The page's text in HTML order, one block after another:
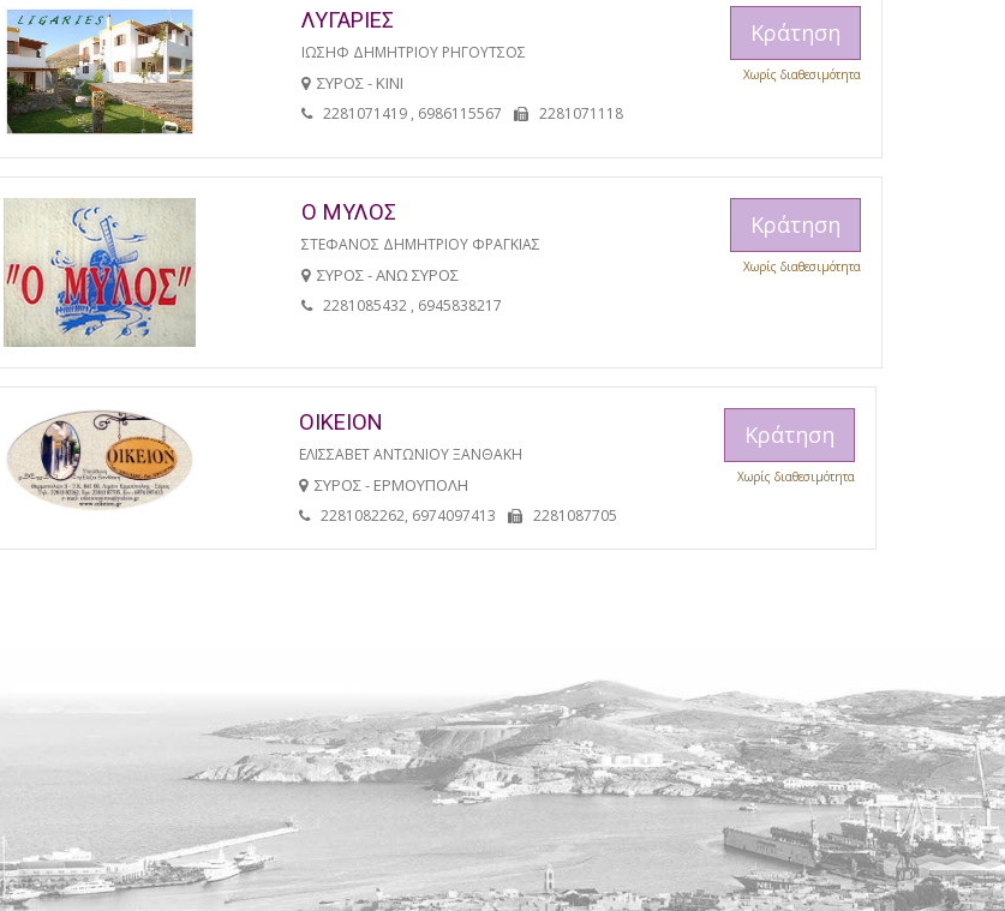
ΛΥΓΑΡΙΕΣ
ΙΩΣΗΦ ΔΗΜΗΤΡΙΟΥ ΡΗΓΟΥΤΣΟΣ
ΣΥΡΟΣ - ΚΙΝΙ
2281071419 , 6986115567 2281071118
Κράτηση
Χωρίς διαθεσιμότητα
Ο ΜΥΛΟΣ
ΣΤΕΦΑΝΟΣ ΔΗΜΗΤΡΙΟΥ ΦΡΑΓΚΙΑΣ
ΣΥΡΟΣ - ΑΝΩ ΣΥΡΟΣ
2281085432 , 6945838217
Κράτηση
Χωρίς διαθεσιμότητα
ΟΙΚΕΙΟΝ
ΕΛΙΣΣΑΒΕΤ ΑΝΤΩΝΙΟΥ ΞΑΝΘΑΚΗ
ΣΥΡΟΣ - ΕΡΜΟΥΠΟΛΗ
2281082262, 6974097413 2281087705
Κράτηση
Χωρίς διαθεσιμότητα